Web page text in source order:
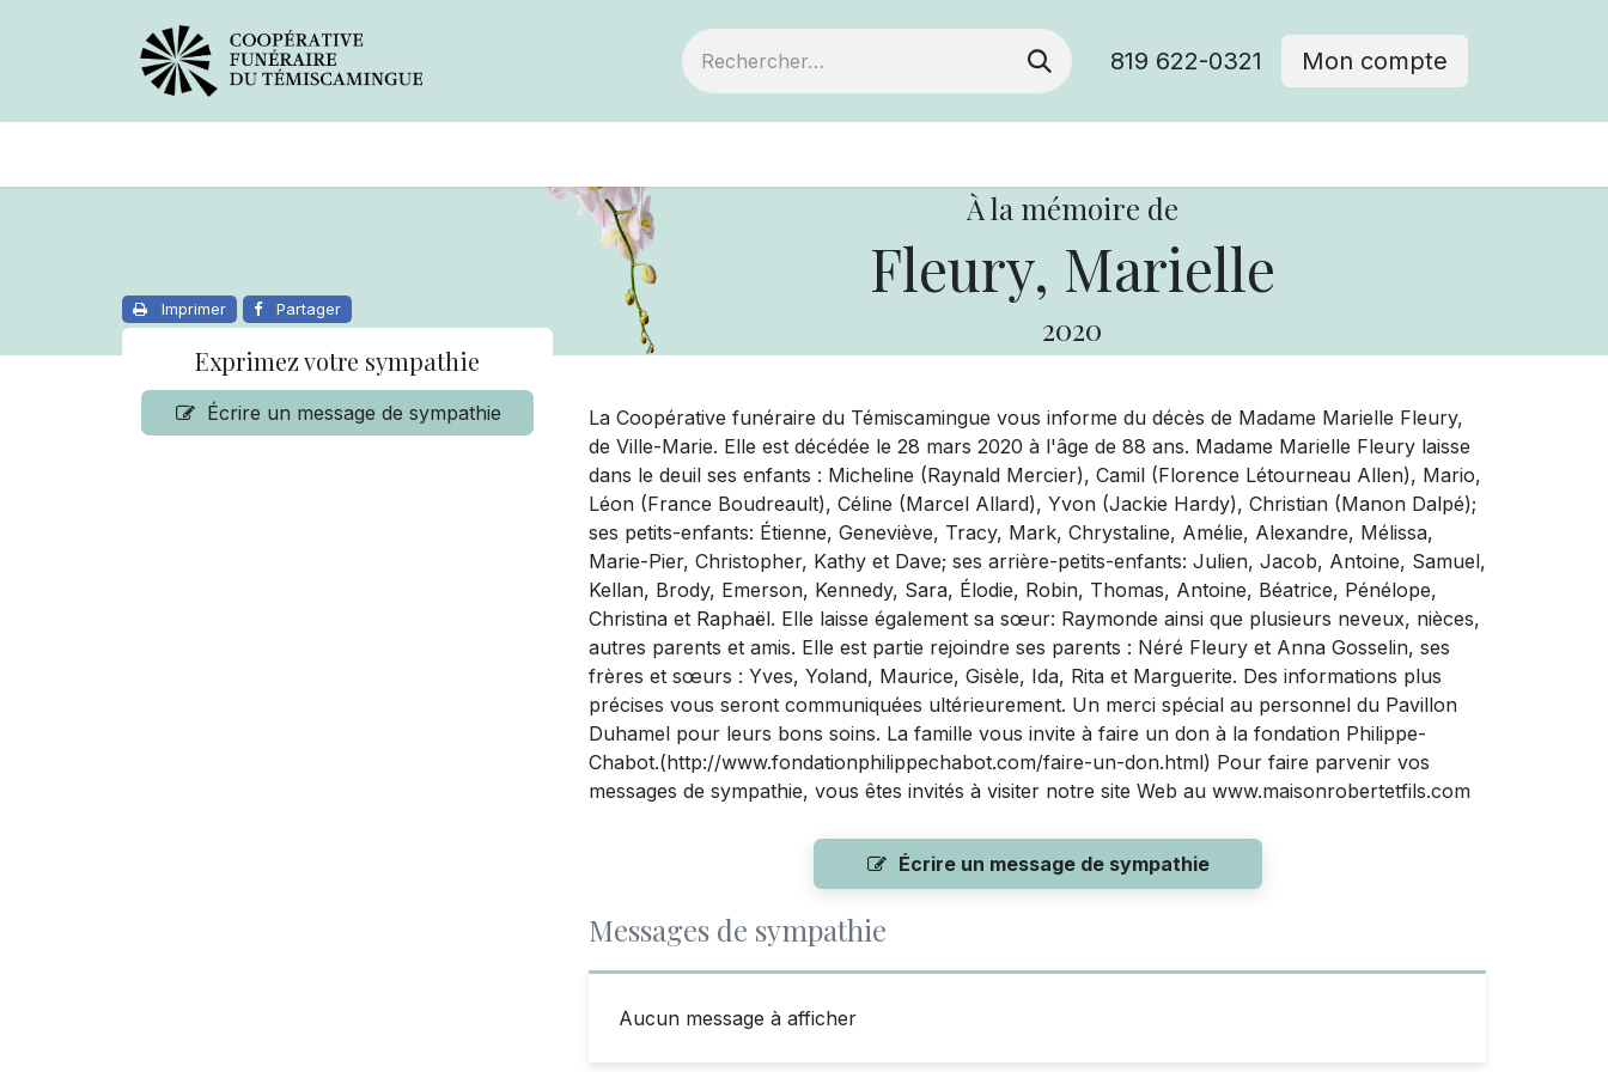
819 622-0321 Mon compte
À la mémoire de
Fleury, Marielle
2020
Imprimer Partager
Exprimez votre sympathie
Écrire un message de sympathie
La Coopérative funéraire du Témiscamingue vous informe du décès de Madame Marielle Fleury,
de Ville-Marie. Elle est décédée le 28 mars 2020 à l'âge de 88 ans. Madame Marielle Fleury laisse
dans le deuil ses enfants : Micheline (Raynald Mercier), Camil (Florence Létourneau Allen), Mario,
Léon (France Boudreault), Céline (Marcel Allard), Yvon (Jackie Hardy), Christian (Manon Dalpé);
ses petits-enfants: Étienne, Geneviève, Tracy, Mark, Chrystaline, Amélie, Alexandre, Mélissa,
Marie-Pier, Christopher, Kathy et Dave; ses arrière-petits-enfants: Julien, Jacob, Antoine, Samuel,
Kellan, Brody, Emerson, Kennedy, Sara, Élodie, Robin, Thomas, Antoine, Béatrice, Pénélope,
Christina et Raphaël. Elle laisse également sa sœur: Raymonde ainsi que plusieurs neveux, nièces,
autres parents et amis. Elle est partie rejoindre ses parents : Néré Fleury et Anna Gosselin, ses
frères et sœurs : Yves, Yoland, Maurice, Gisèle, Ida, Rita et Marguerite. Des informations plus
précises vous seront communiquées ultérieurement. Un merci spécial au personnel du Pavillon
Duhamel pour leurs bons soins. La famille vous invite à faire un don à la fondation Philippe-
Chabot.(http://www.fondationphilippechabot.com/faire-un-don.html) Pour faire parvenir vos
messages de sympathie, vous êtes invités à visiter notre site Web au www.maisonrobertetfils.com
Écrire un message de sympathie
Messages de sympathie
Aucun message à afficher